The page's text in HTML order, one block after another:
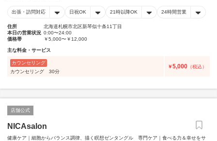
出張・訪問対応 日祝OK 21時以降OK 24時間営業
住所
北海道札幌市北区新琴似十条11丁目
本日の営業状況 0:00〜24:00
価格帯
￥5,000〜￥12,000
主な料金・サービス
カウンセリング
カウンセリング 30分
￥5,000 （税込）
店舗公式
NICAsalon
健康ケア｜細胞からバランス調律、描く瞑想ゼンタングル 専門ケア｜食べる力＆幸せをサ